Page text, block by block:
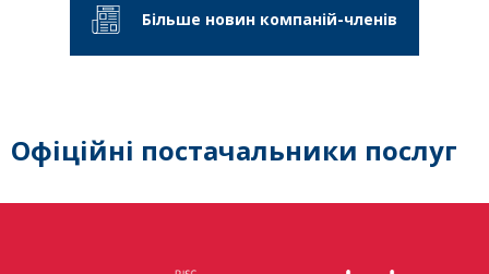
Більше новин компаній-членів
Офіційні постачальники послуг